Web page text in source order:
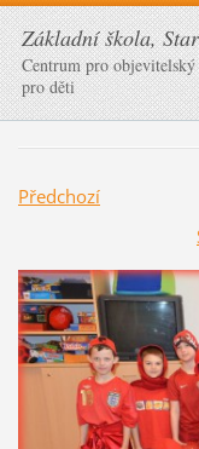
Základní škola,
Centrum pro
pro děti
Předchozí